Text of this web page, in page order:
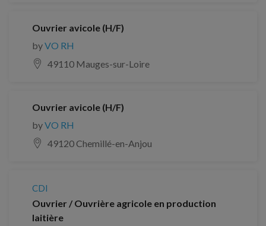
Ouvrier avicole (H/F)
byVO RH
49110 Mauges-sur-Loire
Ouvrier avicole (H/F)
byVO RH
49120 Chemillé-en-Anjou
CDI
Ouvrier / Ouvrière agricole en production
laitière